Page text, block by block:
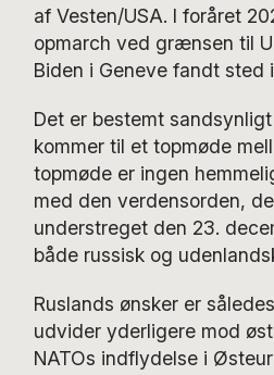
af Vesten/USA. I foråret
opmarch ved grænsen til
Biden i Geneve fandt sted
Det er bestemt
kommer til et topmøde
topmøde er ingen
med den verdensorden,
understreget den 23.
både russisk og
Ruslands ønsker er
udvider yderligere mod
NATOs indflydelse i